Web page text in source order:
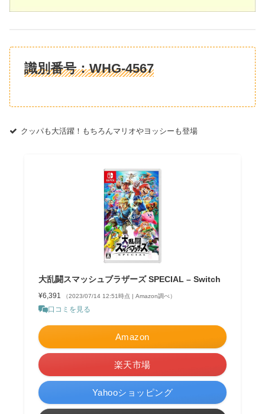
識別番号：WHG-4567
クッパも大活躍！もちろんマリオやヨッシーも登場
大乱闘スマッシュブラザーズ SPECIAL – Switch
¥6,391 （2023/07/14 12:51時点 | Amazon調べ）
口コミを見る
Amazon
楽天市場
Yahooショッピング